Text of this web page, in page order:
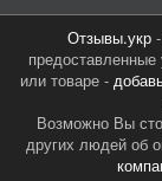
Отзывы.укр
или товаре -
Возможно Вы
других людей об